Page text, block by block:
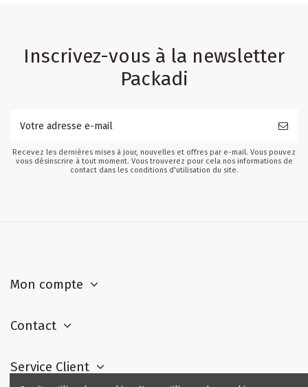
Inscrivez-vous à la newsletter
Packadi
Recevez les dernières mises à jour, nouvelles et offres par e-mail. Vous pouvez
vous désinscrire à tout moment. Vous trouverez pour cela nos informations de
contact dans les conditions d'utilisation du site.
Mon compte
Contact
Service Client